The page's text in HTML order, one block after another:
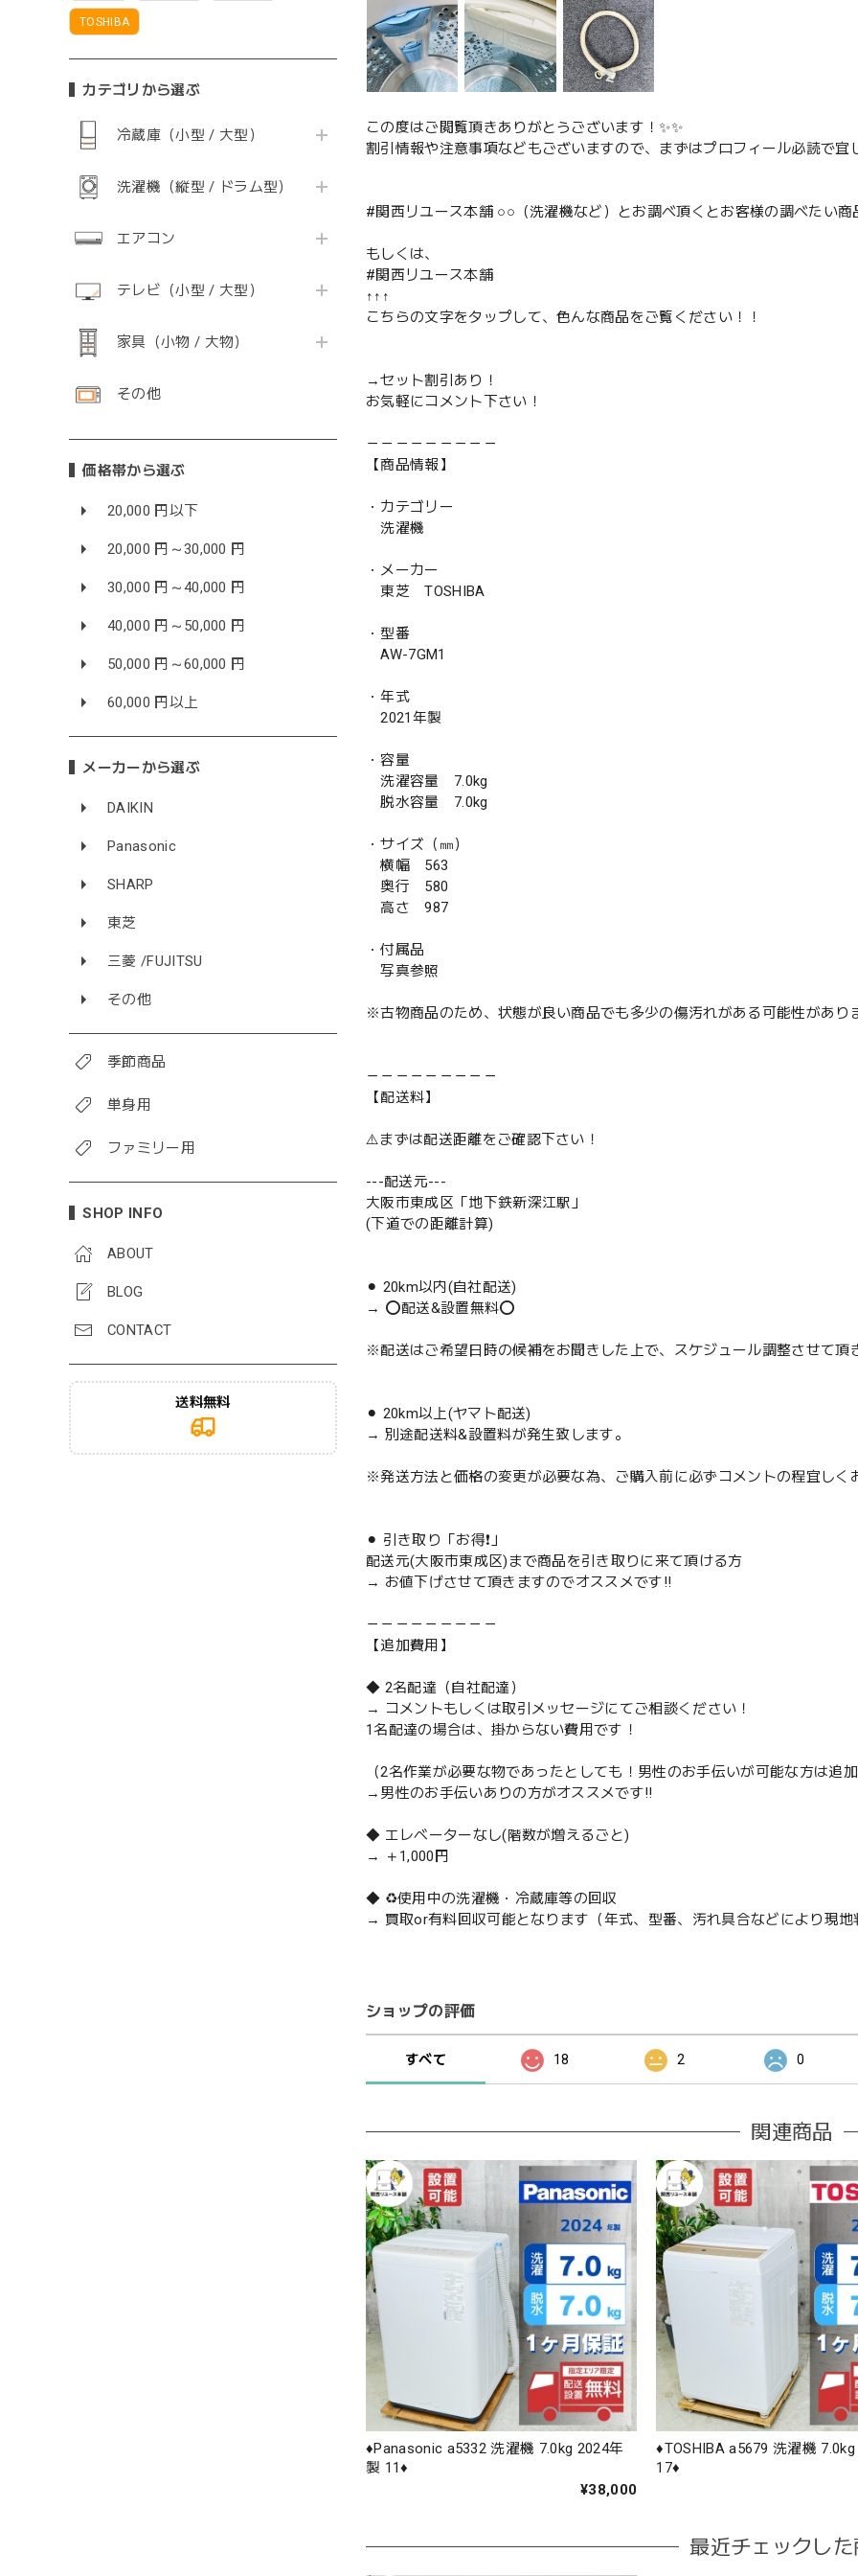
TOSHIBA
カテゴリから選ぶ
冷蔵庫（小型 / 大型）
洗濯機（縦型 / ドラム型）
エアコン
テレビ（小型 / 大型）
家具（小物 / 大物）
その他
価格帯から選ぶ
20,000 円以下
20,000 円～30,000 円
30,000 円～40,000 円
40,000 円～50,000 円
50,000 円～60,000 円
60,000 円以上
メーカーから選ぶ
DAIKIN
Panasonic
SHARP
東芝
三菱 /FUJITSU
その他
季節商品
単身用
ファミリー用
SHOP INFO
ABOUT
BLOG
CONTACT
送料無料
この度はご閲覧頂きありがとうございます！✨✨
割引情報や注意事項などもございますので、まずはプロフィール必読で宜
#関西リユース本舗 ○○（洗濯機など）とお調べ頂くとお客様の調べたい商
もしくは、
#関西リユース本舗
↑↑↑
こちらの文字をタップして、色んな商品をご覧ください！！
→セット割引あり！
お気軽にコメント下さい！
－－－－－－－－－
【商品情報】
・カテゴリー
洗濯機
・メーカー
東芝 TOSHIBA
・型番
AW-7GM1
・年式
2021年製
・容量
洗濯容量 7.0kg
脱水容量 7.0kg
・サイズ（㎜）
横幅 563
奥行 580
高さ 987
・付属品
写真参照
※古物商品のため、状態が良い商品でも多少の傷汚れがある可能性があり
－－－－－－－－－
【配送料】
⚠️まずは配送距離をご確認下さい！
---配送元---
大阪市東成区「地下鉄新深江駅」
(下道での距離計算)
⚫︎ 20km以内(自社配送)
→ ⭕️配送&設置無料⭕️
※配送はご希望日時の候補をお聞きした上で、スケジュール調整させて頂
⚫︎ 20km以上(ヤマト配送)
→ 別途配送料&設置料が発生致します。
※発送方法と価格の変更が必要な為、ご購入前に必ずコメントの程宜しく
⚫︎ 引き取り「お得❗️」
配送元(大阪市東成区)まで商品を引き取りに来て頂ける方
→ お値下げさせて頂きますのでオススメです‼️
－－－－－－－－－
【追加費用】
◆ 2名配達（自社配達）
→ コメントもしくは取引メッセージにてご相談ください！
1名配達の場合は、掛からない費用です！
（2名作業が必要な物であったとしても！男性のお手伝いが可能な方は追
→男性のお手伝いありの方がオススメです‼️
◆ エレベーターなし(階数が増えるごと)
→ ＋1,000円
◆ ♻️使用中の洗濯機・冷蔵庫等の回収
→ 買取or有料回収可能となります（年式、型番、汚れ具合などにより現地
ショップの評価
すべて 18 2 0
関連商品
♦️Panasonic a5332 洗濯機 7.0kg 2024年
製 11♦️
¥38,000
♦️TOSHIBA a5679 洗濯機
17♦️
最近チェックした